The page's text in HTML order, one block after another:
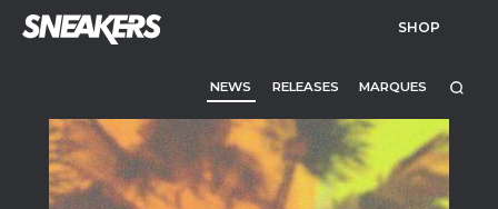
SHOP
NEWS RELEASES MARQUES